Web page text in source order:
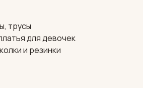
трусы
для девочек
и резинки